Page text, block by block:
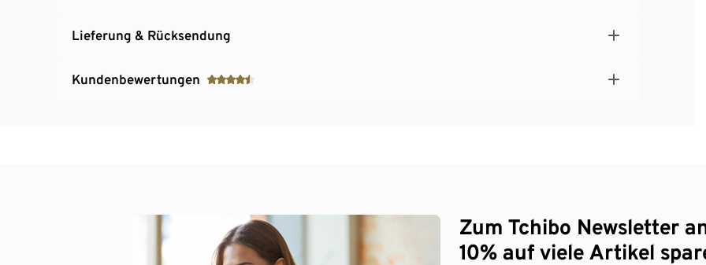
Lieferung & Rücksendung
Kundenbewertungen
Zum Tchibo Newsletter
10% auf viele Artikel